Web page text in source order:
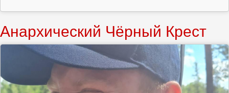
Анархический Чёрный Крест